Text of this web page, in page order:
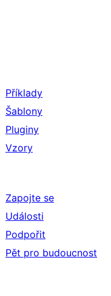
Příklady
Šablony
Pluginy
Vzory
Zapojte se
Události
Podpořit
Pět pro budoucnost